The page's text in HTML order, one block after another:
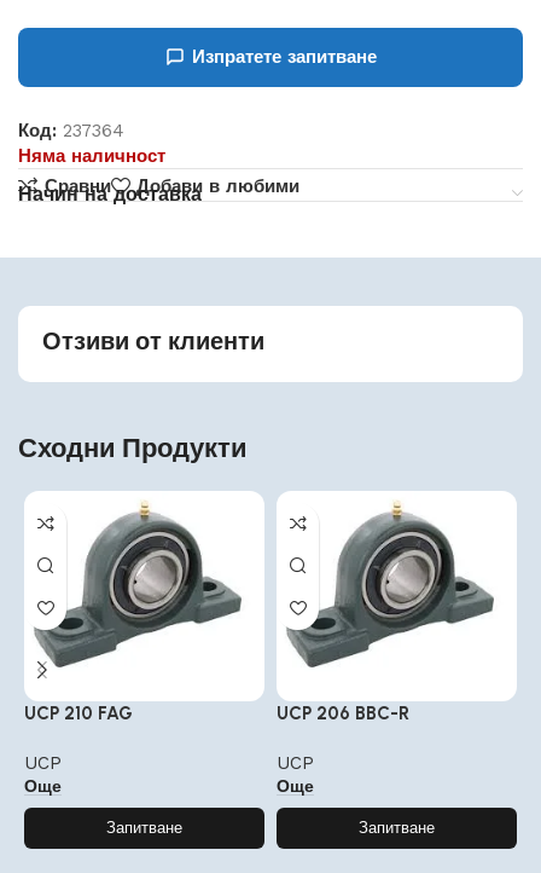
Изпратете запитване
Код:237364
Няма наличност
Сравни
Добави в любими
Начин на доставка
Отзиви от клиенти
Сходни Продукти
UCP 210 FAG
UCP
Още
Запитване
UCP 206 BBC-R
UCP
Още
Запитване